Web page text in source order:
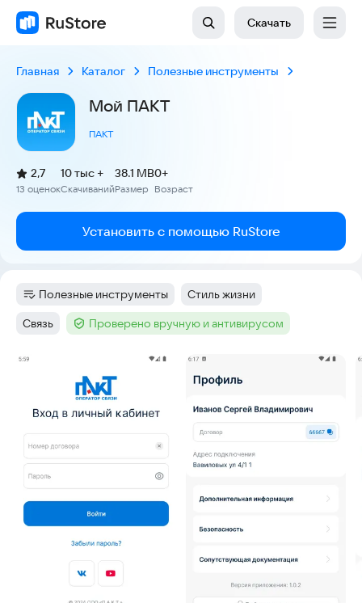
Скачать
Главная Каталог Полезные инструменты
Мой ПАКТ
ПАКТ
Рейтинг:
2,7
(
13 оценок
)
Скачиваний
10 тыс +
Размер
38.1 MB
Возраст
0+
Установить с помощью RuStore
Категория:
Полезные инструменты Тег:
Стиль жизни
Тег:
Связь Тег :Проверено вручную и антивирусом
Скриншоты